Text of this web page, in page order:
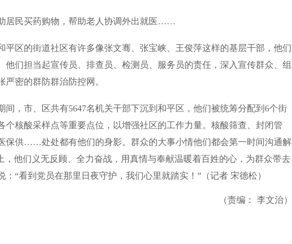
民买药购物，帮助老人协调外出就医……
区的街道社区有许多像张文骞、张宝峡、王俊萍这样的基层干部，他们
他们担当起宣传员、排查员、检测员、服务员的责任，深入宣传群众、组
密的群防群治防控网。
，市、区共有5647名机关干部下沉到和平区，他们被统筹分配到6个街
个核酸采样点等重要点位，以增强社区的工作力量。核酸筛查、封闭管
保供……处处都有他们的身影。群众的大事小情他们都会第一时间沟通解
，他们义无反顾、全力奋战，用真情与奉献温暖着百姓的心，为群众带去
“看到党员在那里日夜守护，我们心里就踏实！”（记者 宋德松）
（责编： 李文治）